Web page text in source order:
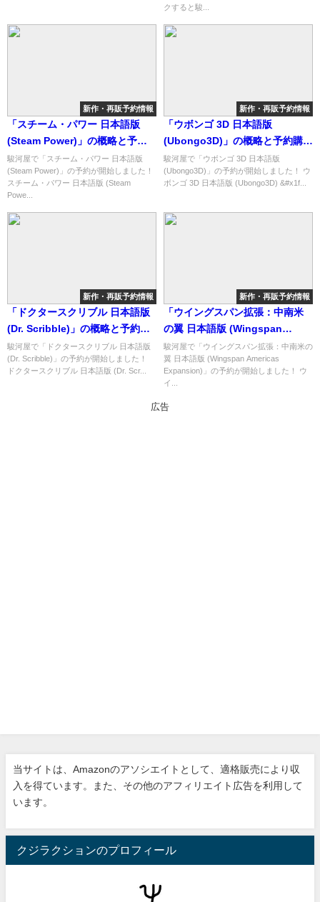
クすると駿...
新作・再販予約情報
「スチーム・パワー 日本語版
(Steam Power)」の概略と予約
購入可能なショップ紹介！
駿河屋で「スチーム・パワー 日本語版
(Steam Power)」の予約が開始しました！
スチーム・パワー 日本語版 (Steam
Powe...
新作・再販予約情報
「ウボンゴ 3D 日本語版
(Ubongo3D)」の概略と予約購入
可能なショップ紹介！
駿河屋で「ウボンゴ 3D 日本語版
(Ubongo3D)」の予約が開始しました！ ウ
ボンゴ 3D 日本語版 (Ubongo3D) &#x1f...
新作・再販予約情報
「ドクタースクリブル 日本語版
(Dr. Scribble)」の概略と予約購
入可能なショップ紹介！
駿河屋で「ドクタースクリブル 日本語版
(Dr. Scribble)」の予約が開始しました！
ドクタースクリブル 日本語版 (Dr. Scr...
新作・再販予約情報
「ウイングスパン拡張：中南米
の翼 日本語版 (Wingspan
Americas Expansion)」の概略
と予約購入可能なショップ紹
介！
駿河屋で「ウイングスパン拡張：中南米の
翼 日本語版 (Wingspan Americas
Expansion)」の予約が開始しました！ ウ
イ...
広告
当サイトは、Amazonのアソシエイトとして、適格販売により収
入を得ています。また、その他のアフィリエイト広告を利用して
います。
クジラクションのプロフィール